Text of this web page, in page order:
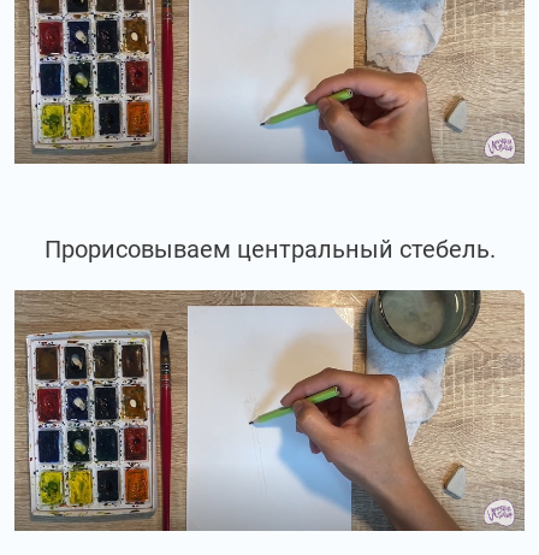
Прорисовываем центральный стебель.